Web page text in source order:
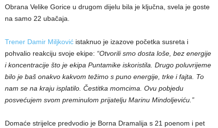
Obrana Velike Gorice u drugom dijelu bila je ključna, svela je goste
na samo 22 ubačaja.
Trener Damir Miljković istaknuo je izazove početka susreta i
pohvalio reakciju svoje ekipe: “Otvorili smo dosta loše, bez energije
i koncentracije što je ekipa Puntamike iskoristila. Drugo poluvrijeme
bilo je baš onakvo kakvom težimo s puno energije, trke i fajta. To
nam se na kraju isplatilo. Čestitka momcima. Ovu pobjedu
posvećujem svom preminulom prijatelju Marinu Mindoljeviću.”
Domaće strijelce predvodio je Borna Dramalija s 21 poenom i pet